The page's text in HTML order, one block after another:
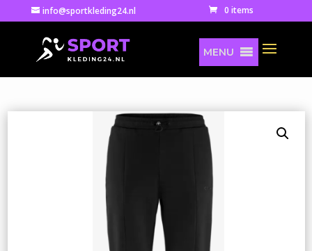
info@sportkleding24.nl 0 items
MENU